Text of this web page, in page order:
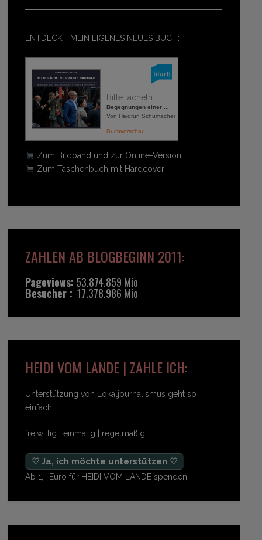
ENTDECKT MEIN EIGENES NEUES BUCH:
Bitte lächeln ...
Begegnungen einer ...
Von Heidrun Schumacher
Buchvorschau
Zum Bildband und zur Online-Version
Zum Taschenbuch mit Hardcover
ZAHLEN AB BLOGBEGINN 2011:
Pageviews: 53.874.859 Mio
Besucher : 17.378.986 Mio
HEIDI VOM LANDE | ZAHLE ICH:
Unterstützung von Lokaljournalismus geht so
einfach:
freiwillig | einmalig | regelmäßig
♡ Ja, ich möchte unterstützen ♡
Ab 1,- Euro für HEIDI VOM LANDE spenden!